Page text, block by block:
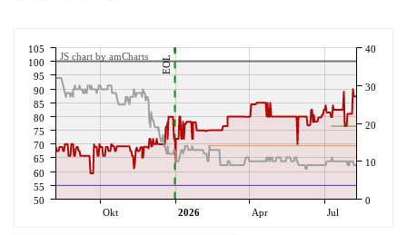
Okt 2026 Apr Jul
EOL
50
55
60
65
70
75
80
85
90
95
100
105
0
10
20
30
40
JS chart by amCharts